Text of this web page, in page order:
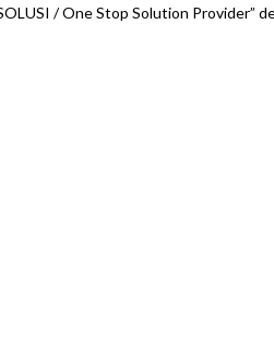
/ One Stop Solution Provider”